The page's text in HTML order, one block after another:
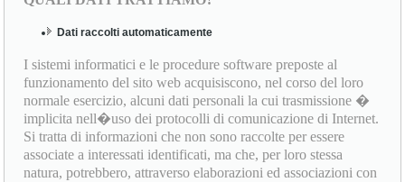
Dati raccolti automaticamente
I sistemi informatici e le procedure software preposte al
funzionamento del sito web acquisiscono, nel corso del loro
normale esercizio, alcuni dati personali la cui trasmissione �
implicita nell�uso dei protocolli di comunicazione di Internet.
Si tratta di informazioni che non sono raccolte per essere
associate a interessati identificati, ma che, per loro stessa
natura, potrebbero, attraverso elaborazioni ed associazioni con